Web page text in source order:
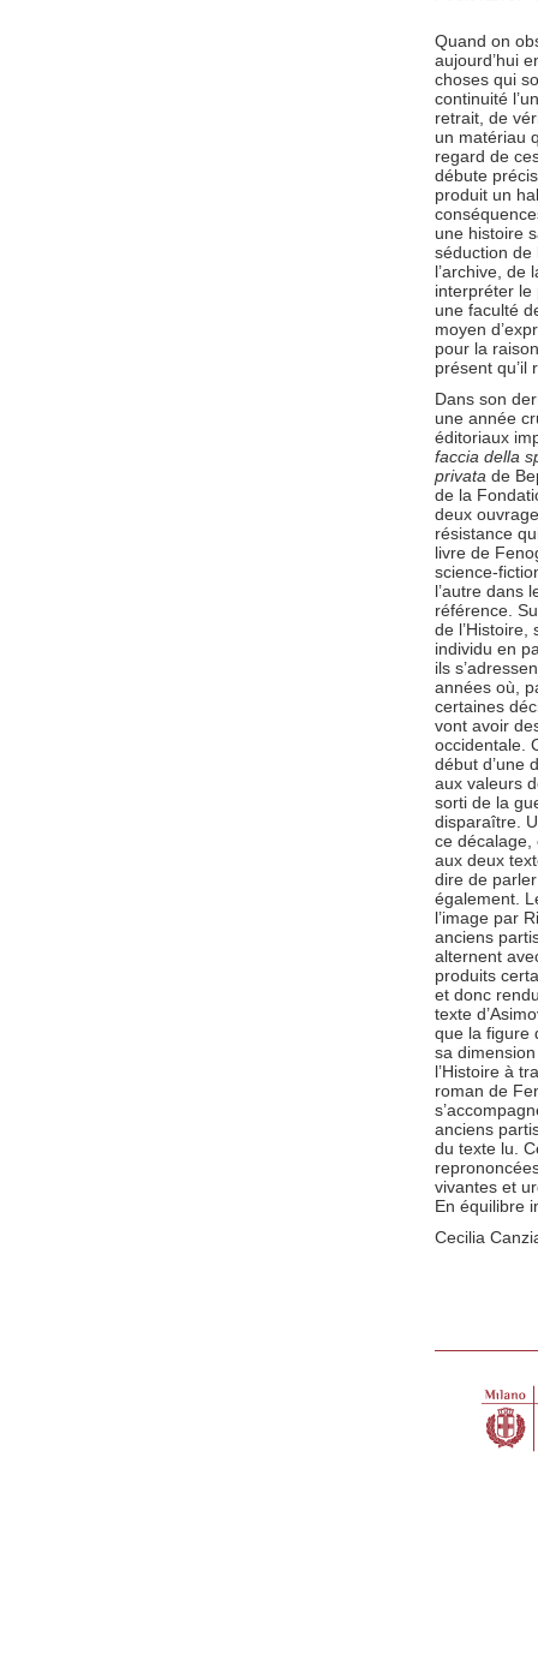
Quand on
aujourd’hui
choses qui
continuité
retrait, de
un matériau
regard de
débute
produit un
une histoire
séduction de
l’archive, de
interpréter le
une faculté
moyen
pour la
présent qu’il
Dans son
une année
éditoriaux
faccia della
privata de
de la
deux
résistance
livre de
science-
l’autre dans
référence.
de l’Histoire,
individu en
ils
années où,
certaines
vont avoir
occidentale.
début d’une
aux valeurs
sorti de la
disparaître.
ce décalage,
aux deux
dire de
également.
l’image par
anciens
alternent
produits
et donc
texte
que la figure
sa
l’Histoire à
roman de
anciens
du texte lu.
vivantes et
En équilibre
Cecilia